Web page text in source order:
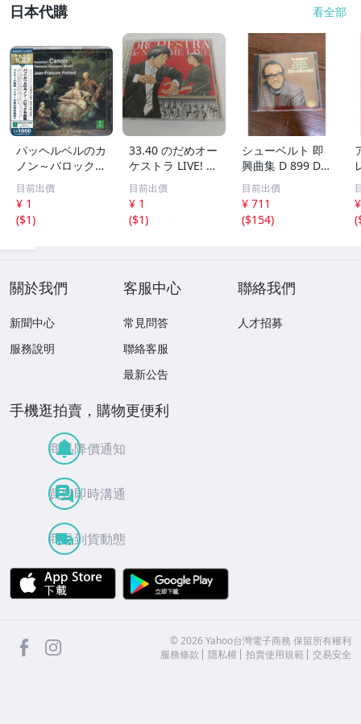
日本代購 看全部
パッヘルベルのカ
ノン～バロック名
曲集 パッヘルベ
ル パイヤール E
RATO 30
目前出價
¥ 1
($1)
33.40 のだめオー
ケストラ LIVE! 2
CD▽
目前出價
¥ 1
($1)
シューベルト 即
興曲集 D 899 D 9
35 16のドイツ舞
曲集 ブレンデル
【CD】
目前出價
¥ 711
($154)
(
關於我們
新聞中心
服務說明
客服中心
常見問答
聯絡客服
最新公告
聯絡我們
人才招募
手機逛拍賣，購物更便利
商品降價通知
買賣即時溝通
商品到貨動態
APP Store
facebook ©2026 Yahoo台灣電子商務 保留所有權利
服務條款
隱私權 拍賣使用規範 交易安全